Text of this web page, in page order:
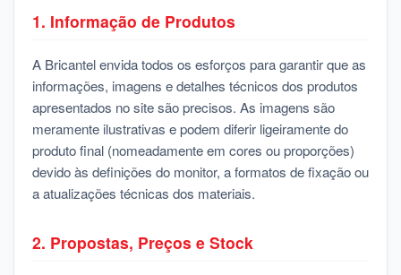
1. Informação de Produtos
A Bricantel envida todos os esforços para garantir que as
informações, imagens e detalhes técnicos dos produtos
apresentados no site são precisos. As imagens são
meramente ilustrativas e podem diferir ligeiramente do
produto final (nomeadamente em cores ou proporções)
devido às definições do monitor, a formatos de fixação ou
a atualizações técnicas dos materiais.
2. Propostas, Preços e Stock